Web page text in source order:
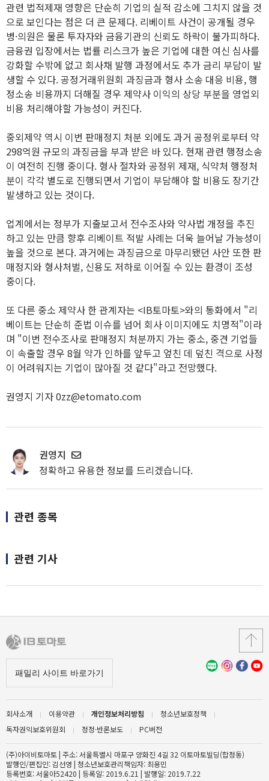
관련 법적제재 영향은 단순히 기업의 실적 감소에 그치지 않을 것
으로 보인다는 점은 더 큰 문제다. 리베이트 사건이 공개될 경우
병·의원은 물론 투자자와 금융기관의 신뢰도 하락이 불가피하다.
금융권 입장에서는 법률 리스크가 높은 기업에 대한 여신 심사를
강화할 수밖에 없고 회사채 발행 과정에서도 추가 금리 부담이 발
생할 수 있다. 공정거래위원회 과징금과 형사 소송 대응 비용, 행
정소송 비용까지 더해질 경우 제약사 이익의 상당 부분을 영업외
비용 처리해야할 가능성이 커진다.
중외제약 역시 이번 판매정지 처분 외에도 과거 공정위로부터 약
298억원 규모의 과징금을 부과 받은 바 있다. 현재 관련 행정소송
이 여전히 진행 중이다. 형사 절차와 공정위 제재, 식약처 행정처
분이 각각 별도로 진행되면서 기업이 부담해야 할 비용도 장기간
발생하고 있는 것이다.
업계에서는 정부가 지출보고서 전수조사와 약사법 개정을 추진
하고 있는 만큼 향후 리베이트 적발 사례는 더욱 늘어날 가능성이
높을 것으로 본다. 과거에는 과징금으로 마무리됐던 사안 또한 판
매정지와 형사처벌, 신용도 저하로 이어질 수 있는 환경이 조성
중이다.
또 다른 중소 제약사 한 관계자는 <IB토마토>와의 통화에서 "리
베이트는 단순히 준법 이슈를 넘어 회사 이미지에도 치명적"이라
며 "이번 전수조사로 판매정지 처분까지 가는 중소, 중견 기업들
이 속출할 경우 8월 약가 인하를 앞두고 엎친 데 덮친 격으로 사정
이 어려워지는 기업이 많아질 것 같다"라고 전망했다.
권영지 기자 0zz@etomato.com
권영지
정확하고 유용한 정보를 드리겠습니다.
관련 종목
관련 기사
회사소개 이용약관 개인정보처리방침
청소년보호정책
독자권익보호위원회
정정·반론보도 PC버전
(주)아이비토마토 | 주소: 서울특별시 마포구 양화진 4길 32 이토마토빌딩(합정동)
발행인/편집인: 김선영 | 청소년보호관리책임자: 최용민
등록번호: 서울아52420 | 등록일: 2019.6.21 | 발행일: 2019.7.22